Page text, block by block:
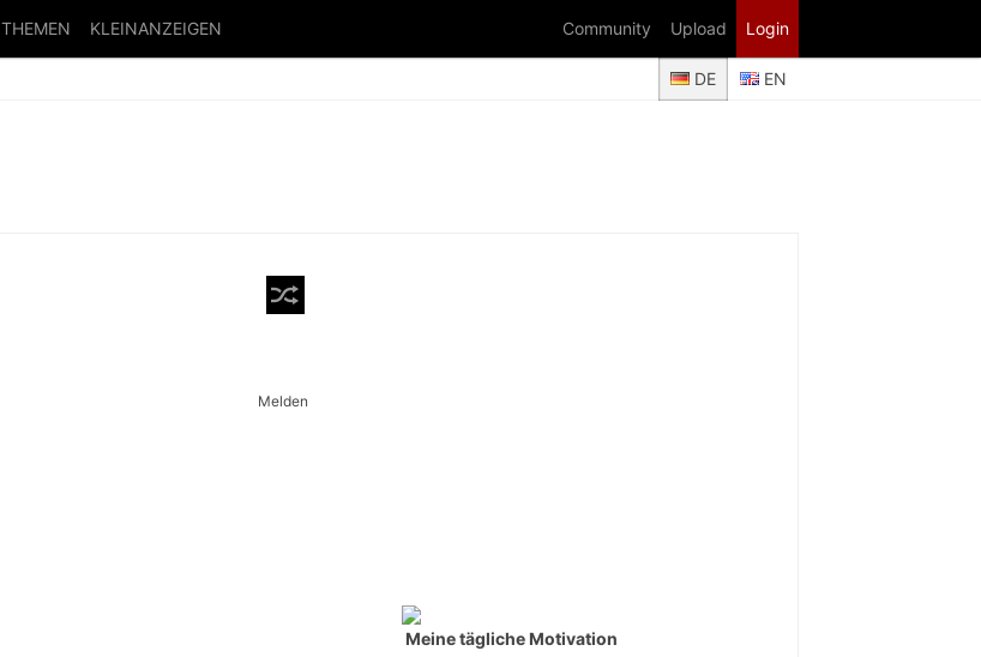
THEMEN KLEINANZEIGEN Login
Upload
Community
DE EN
Melden
Meine tägliche Motivation